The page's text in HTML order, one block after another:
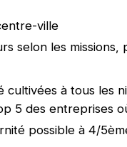
ville
selon les
cultivées à tous les
5 des entreprises
possible à 4/